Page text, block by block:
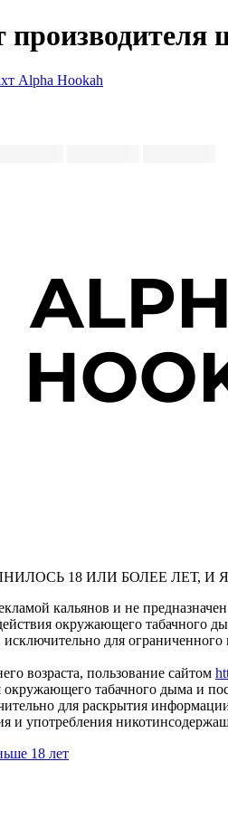
18 ИЛИ БОЛЕЕ ЛЕТ,
кальянов и не
окружающего табачного
исключительно для
возраста, пользование сайтом
окружающего табачного дыма и
для раскрытия
употребления
18 лет